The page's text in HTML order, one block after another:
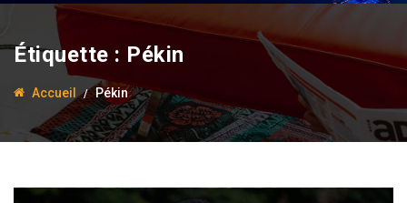
Étiquette : Pékin
Accueil Pékin